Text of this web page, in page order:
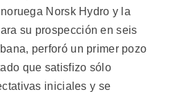
Norsk Hydro y la
su prospección en seis
perforó un primer pozo
que satisfizo sólo
iniciales y se